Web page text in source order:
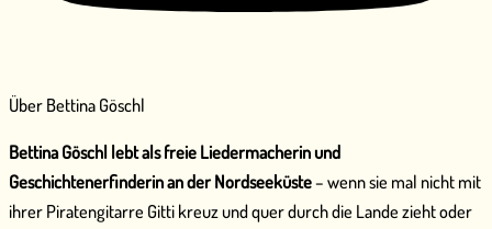
Über Bettina Göschl
Bettina Göschl lebt als freie Liedermacherin und
Geschichtenerfinderin an der Nordseeküste– wenn sie mal nicht mit
ihrer Piratengitarre Gitti kreuz und quer durch die Lande zieht oder